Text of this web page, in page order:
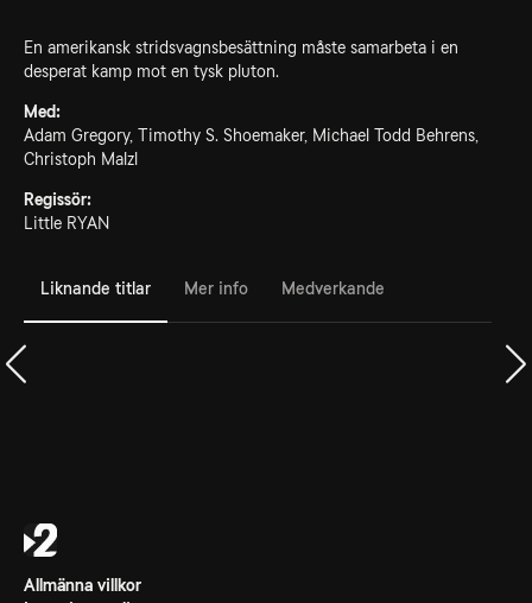
En amerikansk stridsvagnsbesättning måste samarbeta i en
desperat kamp mot en tysk pluton.
Med:
Adam Gregory, Timothy S. Shoemaker, Michael Todd Behrens,
Christoph Malzl
Regissör:
Little RYAN
Liknande titlar Mer info Medverkande
Allmänna villkor